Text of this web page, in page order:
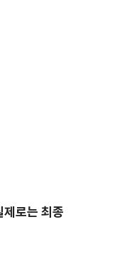
제로는 최종